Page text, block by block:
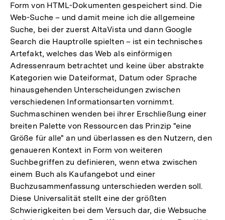
Form von HTML-Dokumenten gespeichert sind. Die
Web-Suche – und damit meine ich die allgemeine
Suche, bei der zuerst AltaVista und dann Google
Search die Hauptrolle spielten – ist ein technisches
Artefakt, welches das Web als einförmigen
Adressenraum betrachtet und keine über abstrakte
Kategorien wie Dateiformat, Datum oder Sprache
hinausgehenden Unterscheidungen zwischen
verschiedenen Informationsarten vornimmt.
Suchmaschinen wenden bei ihrer Erschließung einer
breiten Palette von Ressourcen das Prinzip "eine
Größe für alle" an und überlassen es den Nutzern, den
genaueren Kontext in Form von weiteren
Suchbegriffen zu definieren, wenn etwa zwischen
einem Buch als Kaufangebot und einer
Buchzusammenfassung unterschieden werden soll.
Diese Universalität stellt eine der größten
Schwierigkeiten bei dem Versuch dar, die Websuche